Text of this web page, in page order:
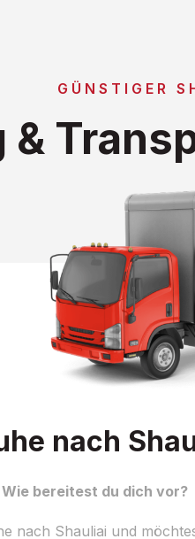
GÜNSTIGER
&
nach
bereitest du dich vor?
nach Shauliai und